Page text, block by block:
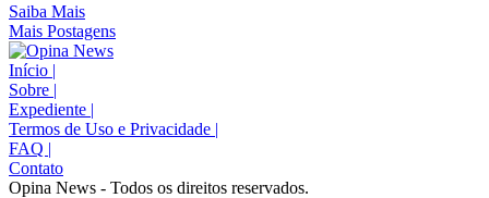
Saiba Mais
Mais Postagens
Início |
Sobre |
Expediente |
Termos de Uso e Privacidade |
FAQ |
Contato
Opina News - Todos os direitos reservados.